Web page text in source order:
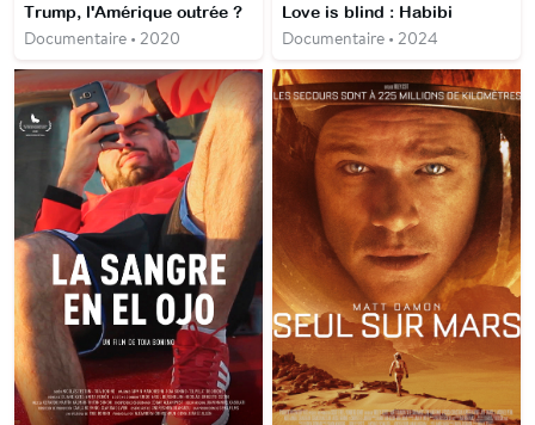
Trump, l'Amérique outrée ?
Documentaire • 2020
Love is blind : Habibi
Documentaire • 2024